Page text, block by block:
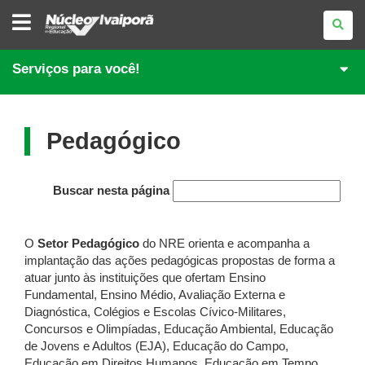
NÚCLEO
REGIONAL
EDUCAÇÃO
DE
IVAIPORÃ
Serviços para você!
Pedagógico
Buscar nesta página
O Setor Pedagógico do NRE orienta e acompanha a
implantação das ações pedagógicas propostas de forma a
atuar junto às instituições que ofertam Ensino
Fundamental, Ensino Médio, Avaliação Externa e
Diagnóstica, Colégios e Escolas Cívico-Militares,
Concursos e Olimpíadas, Educação Ambiental, Educação
de Jovens e Adultos (EJA), Educação do Campo,